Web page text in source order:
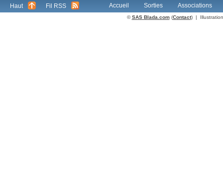
Haut Fil RSS Accueil Sorties Associations
©SAS Blada.com(Contact) |